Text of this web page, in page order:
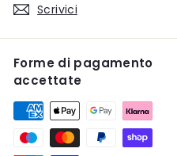
Scrivici
Forme di pagamento
accettate